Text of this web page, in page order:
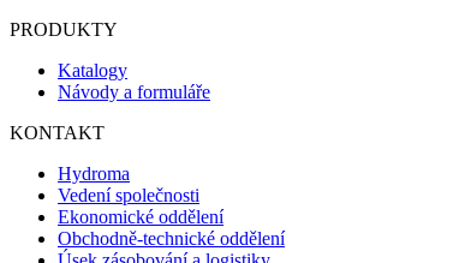
PRODUKTY
Katalogy
Návody a formuláře
KONTAKT
Hydroma
Vedení společnosti
Ekonomické oddělení
Obchodně-technické oddělení